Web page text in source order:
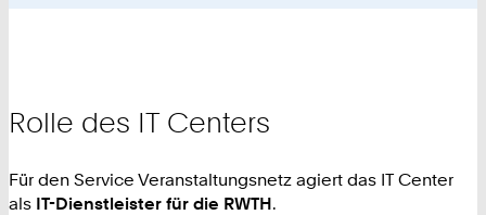
Rolle des IT Centers
Für den Service Veranstaltungsnetz agiert das IT Center
als IT-Dienstleister für die RWTH.